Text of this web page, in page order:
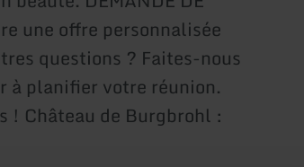
une offre personnalisée
questions ? Faites-nous
à planifier votre réunion.
! Château de Burgbrohl :